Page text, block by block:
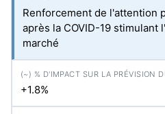
Renforcement de l'attention
après la COVID-19 stimulant
marché
+1.8%